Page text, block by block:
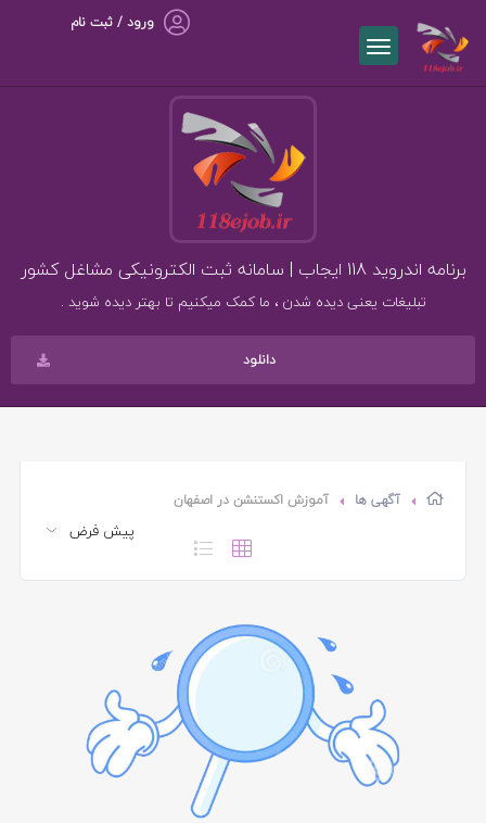
ورود / ثبت نام
برنامه اندروید 118 ایجاب | سامانه ثبت الکترونیکی مشاغل کشور
تبلیغات یعنی دیده شدن ، ما کمک میکنیم تا بهتر دیده شوید .
دانلود
آگهی ها آموزش اکستنشن در اصفهان